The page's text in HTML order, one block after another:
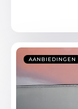
AANBIEDINGEN